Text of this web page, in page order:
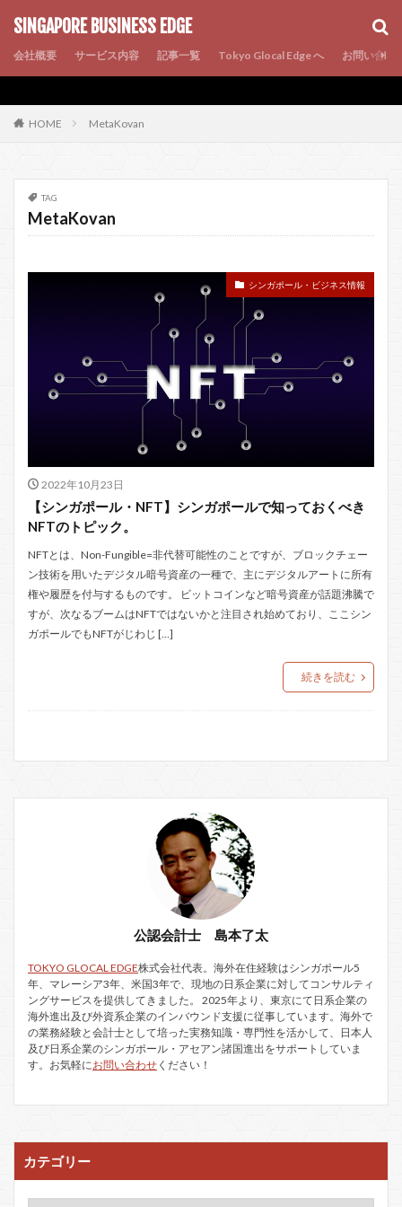
SINGAPORE BUSINESS EDGE
会社概要 サービス内容 記事一覧 Tokyo Glocal Edge へ お問い合わ
HOME MetaKovan
TAG
MetaKovan
シンガポール・ビジネス情報
2022年10月23日
【シンガポール・NFT】シンガポールで知っておくべき
NFTのトピック。
NFTとは、Non-Fungible=非代替可能性のことですが、ブロックチェー
ン技術を用いたデジタル暗号資産の一種で、主にデジタルアートに所有
権や履歴を付与するものです。 ビットコインなど暗号資産が話題沸騰で
すが、次なるブームはNFTではないかと注目され始めており、ここシン
ガポールでもNFTがじわじ […]
続きを読む
公認会計士 島本了太
TOKYO GLOCAL EDGE株式会社代表。海外在住経験はシンガポール5
年、マレーシア3年、米国3年で、現地の日系企業に対してコンサルティ
ングサービスを提供してきました。 2025年より、東京にて日系企業の
海外進出及び外資系企業のインバウンド支援に従事しています。海外で
の業務経験と会計士として培った実務知識・専門性を活かして、日本人
及び日系企業のシンガポール・アセアン諸国進出をサポートしていま
す。お気軽にお問い合わせ ください！
カテゴリー
AMP SEO PWA